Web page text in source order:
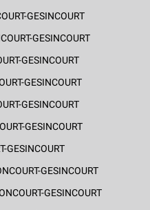
GESINCOURT
GESINCOURT
GESINCOURT
GESINCOURT
GESINCOURT
GESINCOURT
GESINCOURT
GESINCOURT
GESINCOURT